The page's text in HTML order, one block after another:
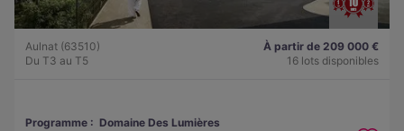
Aulnat (63510)
Du T3 au T5
À partir de 209 000 €
16 lots disponibles
Programme : Domaine Des Lumières